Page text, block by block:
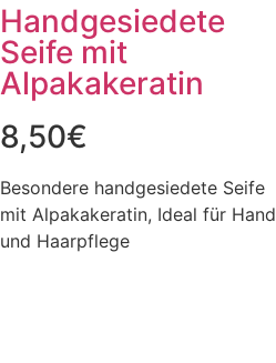
Handgesiedete
Seife mit
Alpakakeratin
8,50€
Besondere handgesiedete Seife
mit Alpakakeratin, Ideal für Hand
und Haarpflege